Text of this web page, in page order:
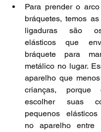
Para prender o
bráquetes, temos as
ligaduras são
elásticos que
bráquete para
metálico no lugar.
aparelho que
crianças, porque
escolher suas
pequenos elásticos
no aparelho entre